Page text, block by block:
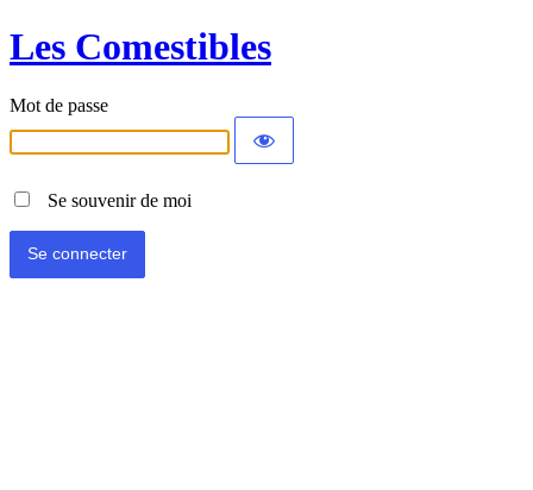
Les Comestibles
Mot de passe
Se souvenir de moi